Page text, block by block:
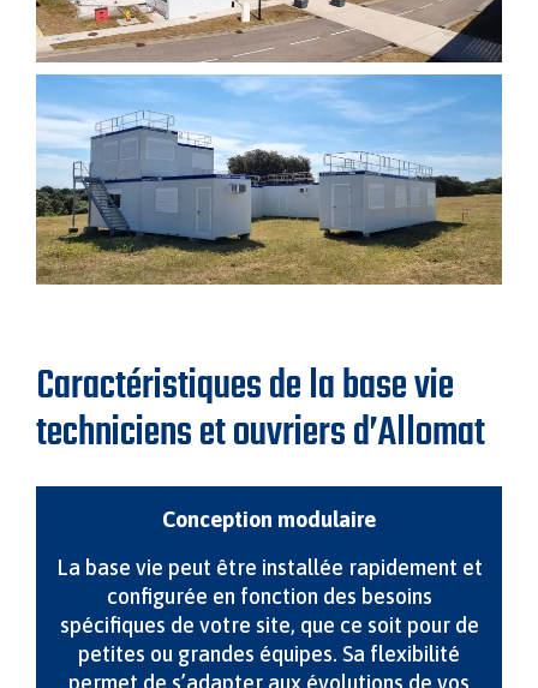
Caractéristiques de la base vie
techniciens et ouvriers d’Allomat
Conception modulaire
La base vie peut être installée rapidement et
configurée en fonction des besoins
spécifiques de votre site, que ce soit pour de
petites ou grandes équipes. Sa flexibilité
permet de s’adapter aux évolutions de vos